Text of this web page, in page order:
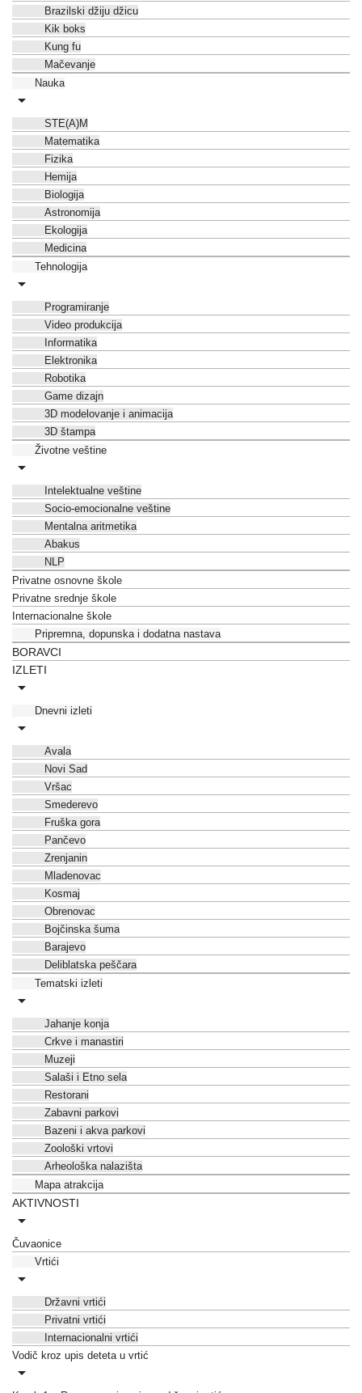
Brazilski džiju džicu
Kik boks
Kung fu
Mačevanje
Nauka
STE(A)M
Matematika
Fizika
Hemija
Biologija
Astronomija
Ekologija
Medicina
Tehnologija
Programiranje
Video produkcija
Informatika
Elektronika
Robotika
Game dizajn
3D modelovanje i animacija
3D štampa
Životne veštine
Intelektualne veštine
Socio-emocionalne veštine
Mentalna aritmetika
Abakus
NLP
Privatne osnovne škole
Privatne srednje škole
Internacionalne škole
Pripremna, dopunska i dodatna nastava
BORAVCI
IZLETI
Dnevni izleti
Avala
Novi Sad
Vršac
Smederevo
Fruška gora
Pančevo
Zrenjanin
Mladenovac
Kosmaj
Obrenovac
Bojčinska šuma
Barajevo
Deliblatska peščara
Tematski izleti
Jahanje konja
Crkve i manastiri
Muzeji
Salaši i Etno sela
Restorani
Zabavni parkovi
Bazeni i akva parkovi
Zoološki vrtovi
Arheološka nalazišta
Mapa atrakcija
AKTIVNOSTI
Čuvaonice
Vrtići
Državni vrtići
Privatni vrtići
Internacionalni vrtići
Vodič kroz upis deteta u vrtić